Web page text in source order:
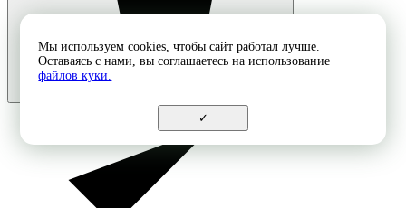
Мы используем cookies, чтобы сайт работал лучше.
Оставаясь с нами, вы соглашаетесь на использование
файлов куки.
✓